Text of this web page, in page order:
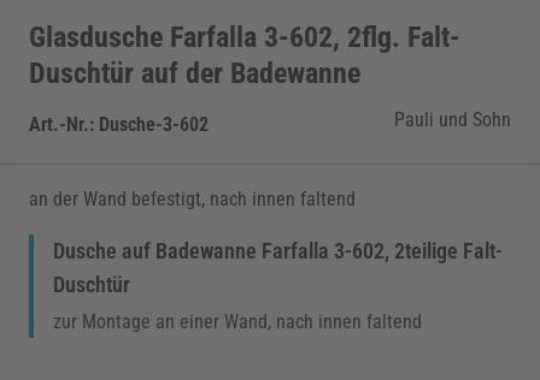
Glasdusche Farfalla 3-602, 2flg. Falt-
Duschtür auf der Badewanne
Art.-Nr.: Dusche-3-602 Pauli und Sohn
an der Wand befestigt, nach innen faltend
Dusche auf Badewanne Farfalla 3-602, 2teilige Falt-
Duschtür
zur Montage an einer Wand, nach innen faltend